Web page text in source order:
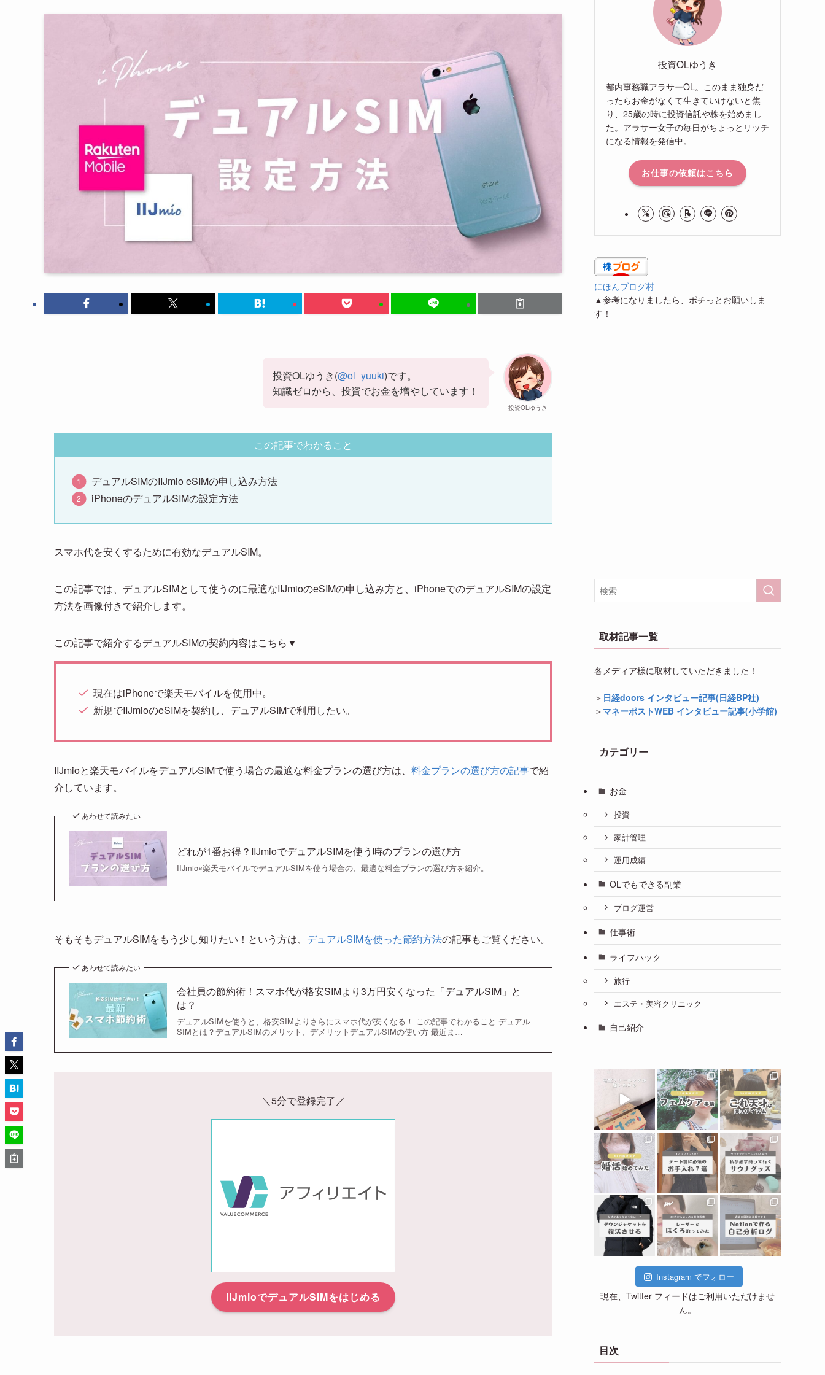
投資OLゆうき
投資OLゆうき(@ol_yuuki)です。
知識ゼロから、投資でお金を増やしています！
この記事でわかること
デュアルSIMのIIJmio eSIMの申し込み方法
iPhoneのデュアルSIMの設定方法
スマホ代を安くするために有効なデュアルSIM。
この記事では、デュアルSIMとして使うのに最適なIIJmioのeSIMの申し込み方と、iPhoneでのデュアルSIMの設定
方法を画像付きで紹介します。
この記事で紹介するデュアルSIMの契約内容はこちら▼
現在はiPhoneで楽天モバイルを使用中。
新規でIIJmioのeSIMを契約し、デュアルSIMで利用したい。
IIJmioと楽天モバイルをデュアルSIMで使う場合の最適な料金プランの選び方は、 料金プランの選び方の記事で紹
介しています。
あわせて読みたい
どれが1番お得？IIJmioでデュアルSIMを使う時のプランの選び方
IIJmio×楽天モバイルでデュアルSIMを使う場合の、最適な料金プランの選び方を紹介。
そもそもデュアルSIMをもう少し知りたい！という方は、 デュアルSIMを使った節約方法の記事もご覧ください。
あわせて読みたい
会社員の節約術！スマホ代が格安SIMより3万円安くなった「デュアルSIM」と
は？
デュアルSIMを使うと、格安SIMよりさらにスマホ代が安くなる！ この記事でわかること デュアル
SIMとは？デュアルSIMのメリット、デメリットデュアルSIMの使い方 最近ま…
＼5分で登録完了／
IIJmioでデュアルSIMをはじめる
投資OLゆうき
都内事務職アラサーOL。このまま独身だ
ったらお金がなくて生きていけないと焦
り、25歳の時に投資信託や株を始めまし
た。アラサー女子の毎日がちょっとリッチ
になる情報を発信中。
お仕事の依頼はこちら
にほんブログ村
▲参考になりましたら、ポチっとお願いしま
す！
取材記事一覧
各メディア様に取材していただきました！
＞ 日経doors インタビュー記事(日経BP社)
＞ マネーポストWEB インタビュー記事(小学館)
カテゴリー
お金
投資
家計管理
運用成績
OLでもできる副業
ブログ運営
仕事術
ライフハック
旅行
エステ・美容クリニック
自己紹介
Instagram でフォロー
現在、Twitter フィードはご利用いただけませ
ん。
目次